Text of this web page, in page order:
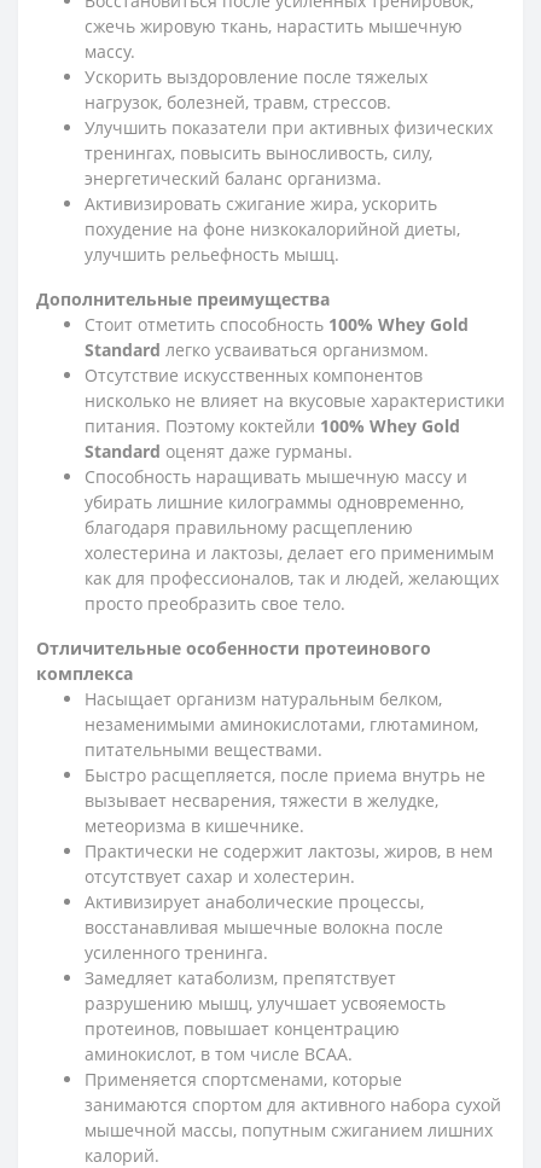
сжечь жировую ткань, нарастить мышечную
массу.
Ускорить выздоровление после тяжелых
нагрузок, болезней, травм, стрессов.
Улучшить показатели при активных физических
тренингах, повысить выносливость, силу,
энергетический баланс организма.
Активизировать сжигание жира, ускорить
похудение на фоне низкокалорийной диеты,
улучшить рельефность мышц.
Дополнительные преимущества
Стоит отметить способность 100% Whey Gold
Standard легко усваиваться организмом.
Отсутствие искусственных компонентов
нисколько не влияет на вкусовые характеристики
питания. Поэтому коктейли 100% Whey Gold
Standard оценят даже гурманы.
Способность наращивать мышечную массу и
убирать лишние килограммы одновременно,
благодаря правильному расщеплению
холестерина и лактозы, делает его применимым
как для профессионалов, так и людей, желающих
просто преобразить свое тело.
Отличительные особенности протеинового
комплекса
Насыщает организм натуральным белком,
незаменимыми аминокислотами, глютамином,
питательными веществами.
Быстро расщепляется, после приема внутрь не
вызывает несварения, тяжести в желудке,
метеоризма в кишечнике.
Практически не содержит лактозы, жиров, в нем
отсутствует сахар и холестерин.
Активизирует анаболические процессы,
восстанавливая мышечные волокна после
усиленного тренинга.
Замедляет катаболизм, препятствует
разрушению мышц, улучшает усвояемость
протеинов, повышает концентрацию
аминокислот, в том числе ВСАА.
Применяется спортсменами, которые
занимаются спортом для активного набора сухой
мышечной массы, попутным сжиганием лишних
калорий.